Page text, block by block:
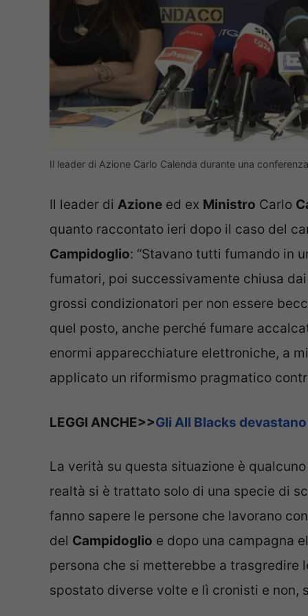
Il leader di Azione Carlo Calenda durante una
Il leader di Azione ed ex Ministro Carlo
quanto raccontato ieri dopo il caso del
Campidoglio: “Stavano tutti fumando in
fumatori, poi successivamente chiusa dai
grossi condizionatori per non essere
quel posto, anche perché fumare
enormi apparecchiature elettroniche, a
applicato un riformismo pragmatico
LEGGI ANCHE>>Gli All Blacks
La verità su questa situazione è
realtà si è trattato solo di una specie di
fanno sapere le persone che lavorano
del Campidoglio e dopo una campagna
persona che si metterebbe a trasgredire
spostato diverse volte e lì cronisti e non,